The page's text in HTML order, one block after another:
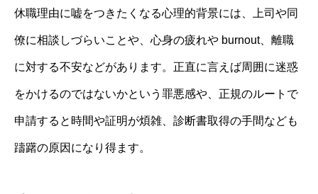
休職理由に嘘をつきたくなる心理的背景には、上司や同
僚に相談しづらいことや、心身の疲れや burnout、離職
に対する不安などがあります。正直に言えば周囲に迷惑
をかけるのではないかという罪悪感や、正規のルートで
申請すると時間や証明が煩雑、診断書取得の手間なども
躊躇の原因になり得ます。